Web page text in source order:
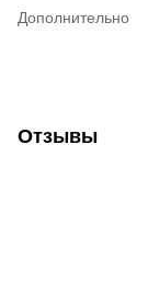
Дополнительно
Отзывы